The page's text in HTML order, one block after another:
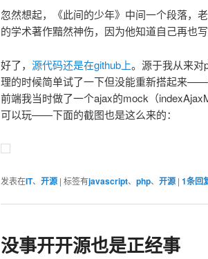
忽然想起，《此间的少年》中间一个段落，
的学术著作黯然神伤，因为他知道自己再
好了， 源代码还是在github上。源于我从来对
理的时候简单试了一下但没能重新搭起来——
前端我当时做了一个ajax的mock（
可以玩——下面的截图也是这么来的：
发表在IT、 开源 | 标签有javascript、 php、 开源 | 1条回
没事开开源也是正经事